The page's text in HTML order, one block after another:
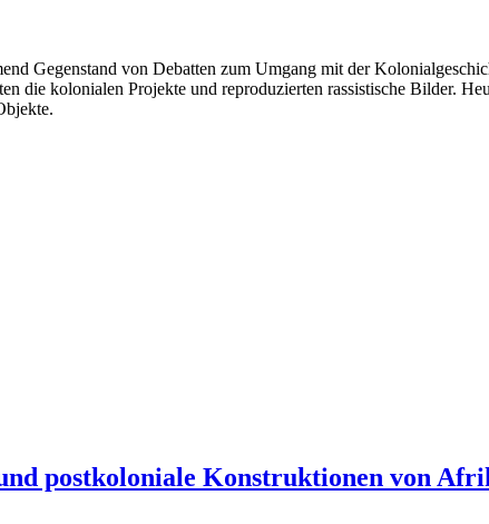
Gegenstand von Debatten zum Umgang mit der
die kolonialen Projekte und reproduzierten rassistische Bilder.
postkoloniale Konstruktionen von